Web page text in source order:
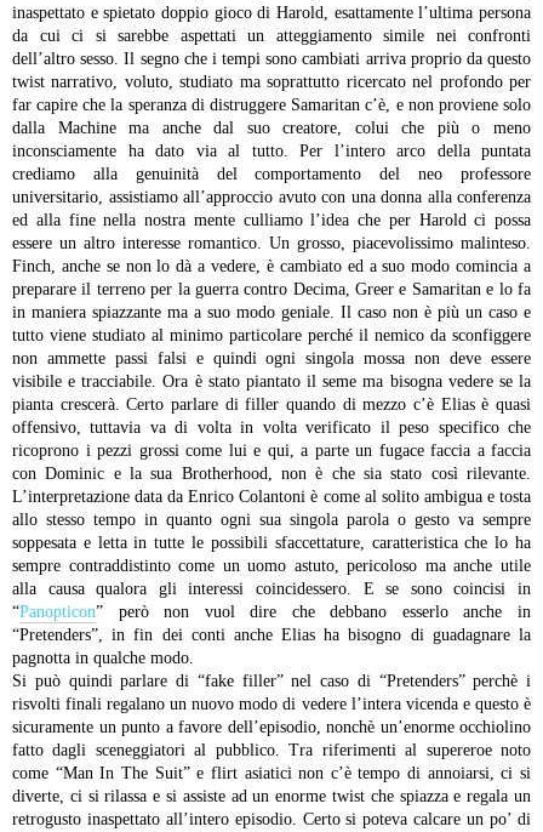
inaspettato e spietato doppio gioco di Harold, esattamente l’ultima persona
da cui ci si sarebbe aspettati un atteggiamento simile nei confronti
dell’altro sesso. Il segno che i tempi sono cambiati arriva proprio da questo
twist narrativo, voluto, studiato ma soprattutto ricercato nel profondo per
far capire che la speranza di distruggere Samaritan c’è, e non proviene solo
dalla Machine ma anche dal suo creatore, colui che più o meno
inconsciamente ha dato via al tutto. Per l’intero arco della puntata
crediamo alla genuinità del comportamento del neo professore
universitario, assistiamo all’approccio avuto con una donna alla conferenza
ed alla fine nella nostra mente culliamo l’idea che per Harold ci possa
essere un altro interesse romantico. Un grosso, piacevolissimo malinteso.
Finch, anche se non lo dà a vedere, è cambiato ed a suo modo comincia a
preparare il terreno per la guerra contro Decima, Greer e Samaritan e lo fa
in maniera spiazzante ma a suo modo geniale. Il caso non è più un caso e
tutto viene studiato al minimo particolare perché il nemico da sconfiggere
non ammette passi falsi e quindi ogni singola mossa non deve essere
visibile e tracciabile. Ora è stato piantato il seme ma bisogna vedere se la
pianta crescerà. Certo parlare di filler quando di mezzo c’è Elias è quasi
offensivo, tuttavia va di volta in volta verificato il peso specifico che
ricoprono i pezzi grossi come lui e qui, a parte un fugace faccia a faccia
con Dominic e la sua Brotherhood, non è che sia stato così rilevante.
L’interpretazione data da Enrico Colantoni è come al solito ambigua e tosta
allo stesso tempo in quanto ogni sua singola parola o gesto va sempre
soppesata e letta in tutte le possibili sfaccettature, caratteristica che lo ha
sempre contraddistinto come un uomo astuto, pericoloso ma anche utile
alla causa qualora gli interessi coincidessero. E se sono coincisi in
“Panopticon” però non vuol dire che debbano esserlo anche in
“Pretenders”, in fin dei conti anche Elias ha bisogno di guadagnare la
pagnotta in qualche modo.
Si può quindi parlare di “fake filler” nel caso di “Pretenders” perchè i
risvolti finali regalano un nuovo modo di vedere l’intera vicenda e questo è
sicuramente un punto a favore dell’episodio, nonchè un’enorme occhiolino
fatto dagli sceneggiatori al pubblico. Tra riferimenti al supereroe noto
come “Man In The Suit” e flirt asiatici non c’è tempo di annoiarsi, ci si
diverte, ci si rilassa e si assiste ad un enorme twist che spiazza e regala un
retrogusto inaspettato all’intero episodio. Certo si poteva calcare un po’ di